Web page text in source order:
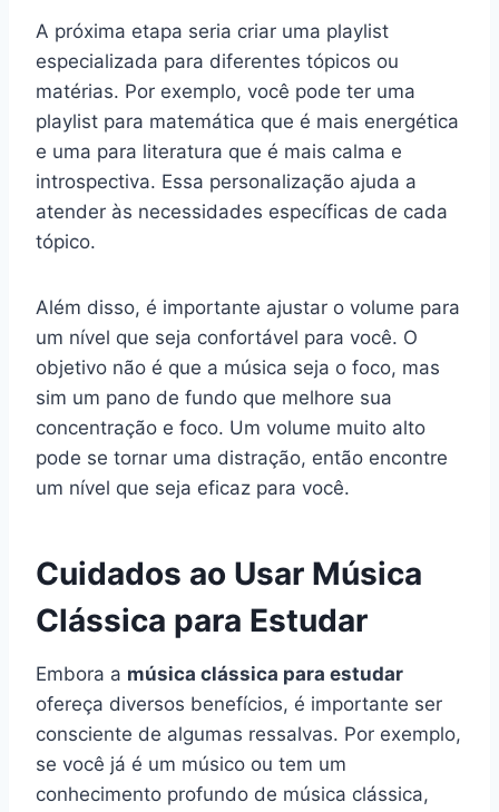
A próxima etapa seria criar uma playlist
especializada para diferentes tópicos ou
matérias. Por exemplo, você pode ter uma
playlist para matemática que é mais energética
e uma para literatura que é mais calma e
introspectiva. Essa personalização ajuda a
atender às necessidades específicas de cada
tópico.
Além disso, é importante ajustar o volume para
um nível que seja confortável para você. O
objetivo não é que a música seja o foco, mas
sim um pano de fundo que melhore sua
concentração e foco. Um volume muito alto
pode se tornar uma distração, então encontre
um nível que seja eficaz para você.
Cuidados ao Usar Música
Clássica para Estudar
Embora a música clássica para estudar
ofereça diversos benefícios, é importante ser
consciente de algumas ressalvas. Por exemplo,
se você já é um músico ou tem um
conhecimento profundo de música clássica,